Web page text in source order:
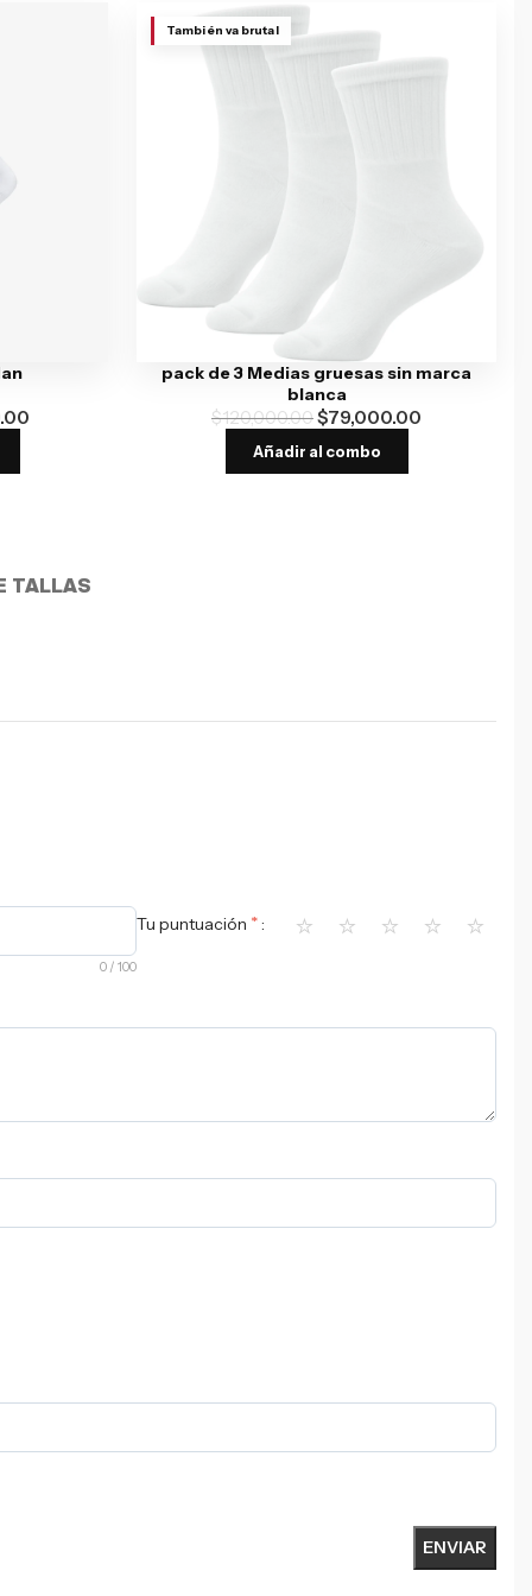
También va brutal
pack de 3 Medias gruesas sin marca
blanca
$120,000.00$79,000.00
Añadir al combo
TALLAS
0 / 100
Tu puntuación * ⭐ ⭐ ⭐ ⭐ ⭐